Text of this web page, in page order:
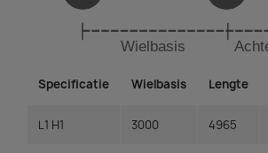
Specificatie Wielbasis Lengte
L1 H1 3000 4965